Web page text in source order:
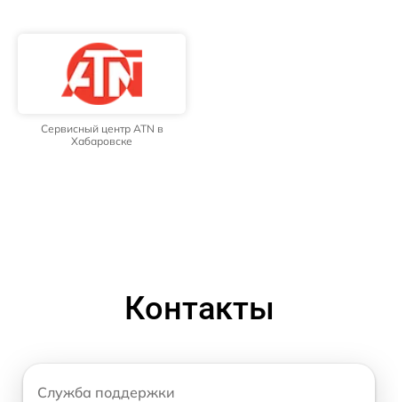
Сервисный центр ATN в
Хабаровске
Контакты
Служба поддержки